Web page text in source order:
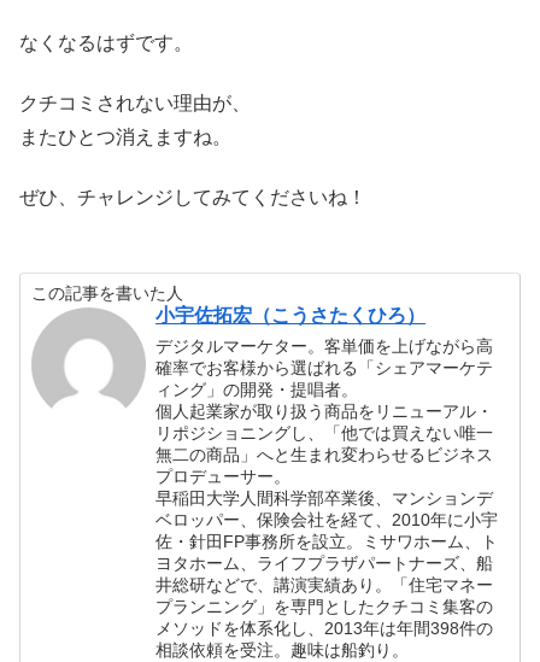
なくなるはずです。
クチコミされない理由が、
またひとつ消えますね。
ぜひ、チャレンジしてみてくださいね！
この記事を書いた人
小宇佐拓宏（こうさたくひろ）
デジタルマーケター。客単価を上げながら高
確率でお客様から選ばれる「シェアマーケテ
ィング」の開発・提唱者。
個人起業家が取り扱う商品をリニューアル・
リポジショニングし、「他では買えない唯一
無二の商品」へと生まれ変わらせるビジネス
プロデューサー。
早稲田大学人間科学部卒業後、マンションデ
ベロッパー、保険会社を経て、2010年に小宇
佐・針田FP事務所を設立。ミサワホーム、ト
ヨタホーム、ライフプラザパートナーズ、船
井総研などで、講演実績あり。「住宅マネー
プランニング」を専門としたクチコミ集客の
メソッドを体系化し、2013年は年間398件の
相談依頼を受注。趣味は船釣り。